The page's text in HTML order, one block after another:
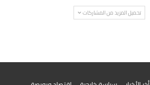
تحميل المزيد من المشاركات